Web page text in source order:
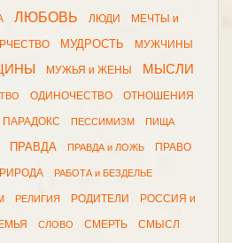
ЛЮБОВЬ ЛЮДИ МЕЧТЫ и
МУДРОСТЬ МУЖЧИНЫ
МУЖЬЯ и ЖЕНЫ МЫСЛИ
ОДИНОЧЕСТВО ОТНОШЕНИЯ
ПАРАДОКС ПЕССИМИЗМ ПИЩА
ПРАВДА ПРАВДА и ЛОЖЬ ПРАВО
РАБОТА и БЕЗДЕЛЬЕ
РЕЛИГИЯ РОДИТЕЛИ РОССИЯ и
СЛОВО СМЕРТЬ СМЫСЛ